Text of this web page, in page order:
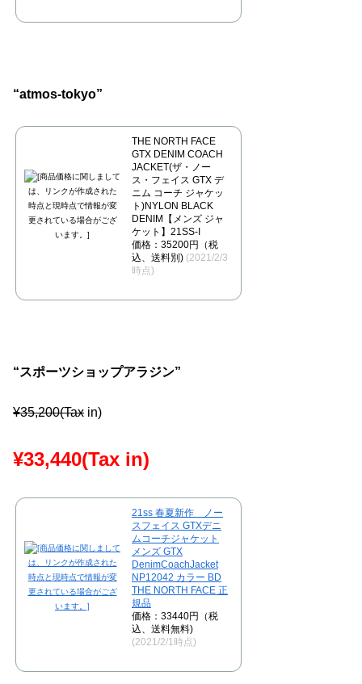
“atmos-tokyo”
THE NORTH FACE
GTX DENIM COACH
JACKET(ザ・ノー
ス・フェイス GTX デ
ニム コーチ ジャケッ
ト)NYLON BLACK
DENIM【メンズ ジャ
ケット】21SS-I
価格：35200円（税
込、送料別) (2021/2/3
時点)
“スポーツショップアラジン”
¥35,200(Tax in)
¥33,440(Tax in)
21ss 春夏新作 ノー
スフェイス GTXデニ
ムコーチジャケット
メンズ GTX
DenimCoachJacket
NP12042 カラー BD
THE NORTH FACE 正
規品
価格：33440円（税
込、送料無料)
(2021/2/1時点)